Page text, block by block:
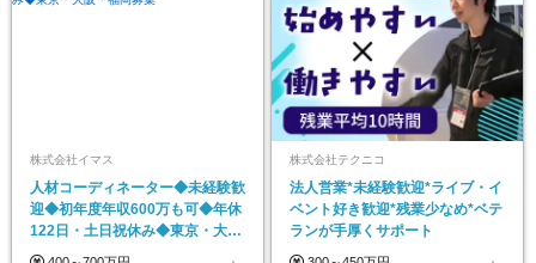
株式会社イマス
人材コーディネーター◆未経験歓
迎◆初年度年収600万も可◆年休
122日・土日祝休み◆東京・大
阪・福岡募集
株式会社テクニコ
法人営業*未経験歓迎*ライブ・イ
ベント好き歓迎*残業少なめ*ベテ
ランが手厚くサポート